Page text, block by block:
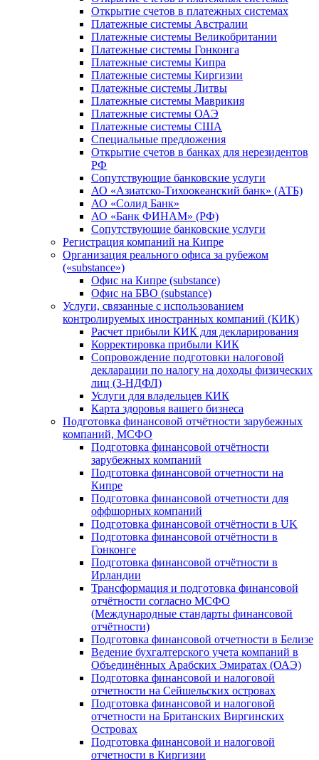
Открытие счетов в платежных системах
Платежные системы Австралии
Платежные системы Великобритании
Платежные системы Гонконга
Платежные системы Кипра
Платежные системы Киргизии
Платежные системы Литвы
Платежные системы Маврикия
Платежные системы ОАЭ
Платежные системы США
Специальные предложения
Открытие счетов в банках для нерезидентов
РФ
Сопутствующие банковские услуги
АО «Азиатско-Тихоокеанский банк» (АТБ)
АО «Солид Банк»
АО «Банк ФИНАМ» (РФ)
Сопутствующие банковские услуги
Регистрация компаний на Кипре
Организация реального офиса за рубежом
(«substance»)
Офис на Кипре (substance)
Офис на БВО (substance)
Услуги, связанные с использованием
контролируемых иностранных компаний (КИК)
Расчет прибыли КИК для декларирования
Корректировка прибыли КИК
Сопровождение подготовки налоговой
декларации по налогу на доходы физических
лиц (3-НДФЛ)
Услуги для владельцев КИК
Карта здоровья вашего бизнеса
Подготовка финансовой отчётности зарубежных
компаний, МСФО
Подготовка финансовой отчётности
зарубежных компаний
Подготовка финансовой отчетности на
Кипре
Подготовка финансовой отчетности для
оффшорных компаний
Подготовка финансовой отчётности в UK
Подготовка финансовой отчётности в
Гонконге
Подготовка финансовой отчётности в
Ирландии
Трансформация и подготовка финансовой
отчётности согласно МСФО
(Международные стандарты финансовой
отчётности)
Подготовка финансовой отчетности в Белизе
Ведение бухгалтерского учета компаний в
Объединённых Арабских Эмиратах (ОАЭ)
Подготовка финансовой и налоговой
отчетности на Сейшельских островах
Подготовка финансовой и налоговой
отчетности на Британских Виргинских
Островах
Подготовка финансовой и налоговой
отчетности в Киргизии